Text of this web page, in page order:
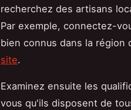
recherchez des artisans
Par exemple, connectez-
bien connus dans la région
site.
Examinez ensuite les
vous qu'ils disposent de